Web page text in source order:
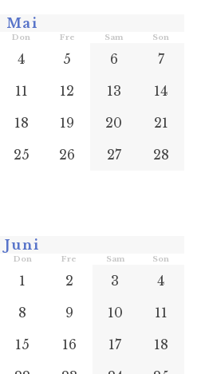
Mai
Don Fre Sam Son
4 5 6
7
11 12 13
14
18 19 20
21
25 26 27
28
Juni
Don Fre Sam Son
1 2 3
4
8 9 10
11
15 16 17
18